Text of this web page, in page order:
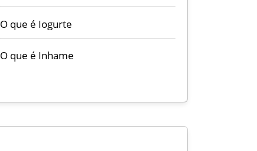
O que é Iogurte
O que é Inhame